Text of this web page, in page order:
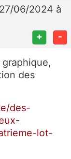
06/2024 à
+ -
des
des-
lot-